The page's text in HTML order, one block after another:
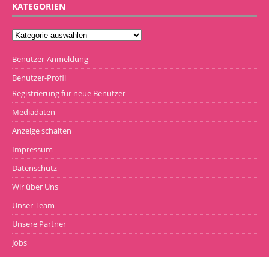
KATEGORIEN
Benutzer-Anmeldung
Benutzer-Profil
Registrierung für neue Benutzer
Mediadaten
Anzeige schalten
Impressum
Datenschutz
Wir über Uns
Unser Team
Unsere Partner
Jobs